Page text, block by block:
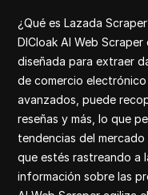
¿Qué es Lazada
DICloak AI Web
diseñada para extraer
de comercio
avanzados, puede
reseñas y más, lo que
tendencias del
que estés rastreando a
información sobre las